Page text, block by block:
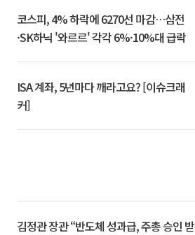
코스피, 4% 하락에 6270선 마감…삼전
·SK하닉 '와르르' 각각 6%·10%대 급락
ISA 계좌, 5년마다 깨라고요? [이슈크래
커]
김정관 장관 “반도체 성과급, 주총 승인 받